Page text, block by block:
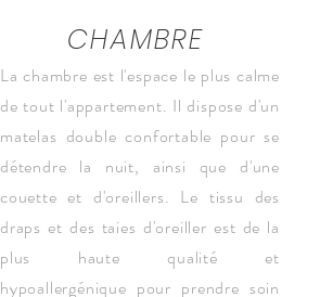
CHAMBRE
La chambre est l'espace le plus calme
de tout l'appartement. Il dispose d'un
matelas double confortable pour se
détendre la nuit, ainsi que d'une
couette et d'oreillers. Le tissu des
draps et des taies d'oreiller est de la
plus haute qualité et
hypoallergénique pour prendre soin